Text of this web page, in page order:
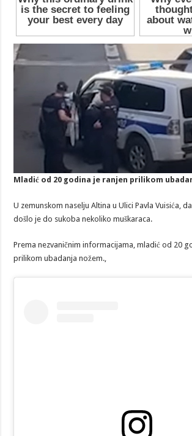
Mladić od 20 godina je ranjen prilikom
U zemunskom naselju Altina u Ulici Pavla Vuisića,
došlo je do sukoba nekoliko muškaraca.
Prema nezvaničnim informacijama, mladić od 20
prilikom ubadanja nožem.,